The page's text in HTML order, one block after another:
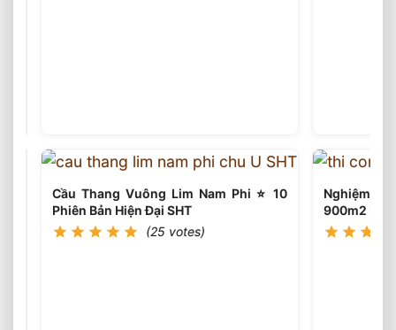
Siêu
Khủng
Món
Cầu Thang Vuông Lim Nam Phi ⭐️ 10
Phiên Bản Hiện Đại SHT
(25 votes)
Nghiệm
900m2 Ba